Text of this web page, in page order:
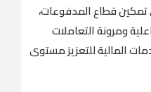
قطاع المدفوعات،
ومرونة التعاملات
المالية للتعزيز مستوى